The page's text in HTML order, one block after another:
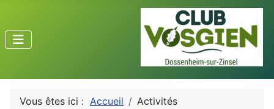
Vous êtes ici : Accueil
Activités